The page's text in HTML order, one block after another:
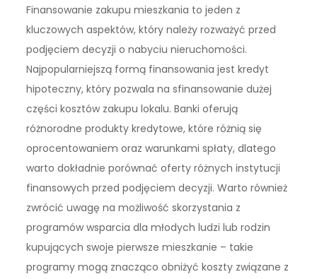
Finansowanie zakupu mieszkania to jeden z
kluczowych aspektów, który należy rozważyć przed
podjęciem decyzji o nabyciu nieruchomości.
Najpopularniejszą formą finansowania jest kredyt
hipoteczny, który pozwala na sfinansowanie dużej
części kosztów zakupu lokalu. Banki oferują
różnorodne produkty kredytowe, które różnią się
oprocentowaniem oraz warunkami spłaty, dlatego
warto dokładnie porównać oferty różnych instytucji
finansowych przed podjęciem decyzji. Warto również
zwrócić uwagę na możliwość skorzystania z
programów wsparcia dla młodych ludzi lub rodzin
kupujących swoje pierwsze mieszkanie – takie
programy mogą znacząco obniżyć koszty związane z